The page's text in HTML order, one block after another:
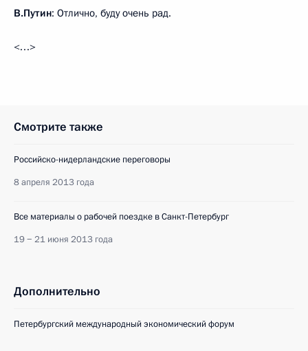
В.Путин: Отлично, буду очень рад.
<…>
Смотрите также
Российско-нидерландские переговоры
8 апреля 2013 года
Все материалы о рабочей поездке в Санкт-Петербург
19 − 21 июня 2013 года
Дополнительно
Петербургский международный экономический форум